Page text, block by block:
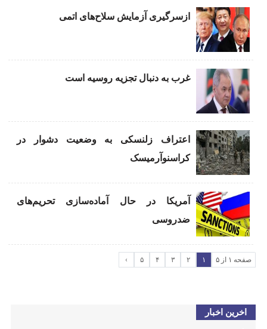
ازسرگیری آزمایش‌ سلاح‌های اتمی
غرب به دنبال تجزیه روسیه است
اعتراف زلنسکی به وضعیت دشوار در
کراسنوآرمیسک
آمریکا در حال آماده‌سازی تحریم‌های
ضدروسی
صفحه ۱ از ۵ ۱ ۲ ۳ ۴ ۵ ›
اخرین اخبار